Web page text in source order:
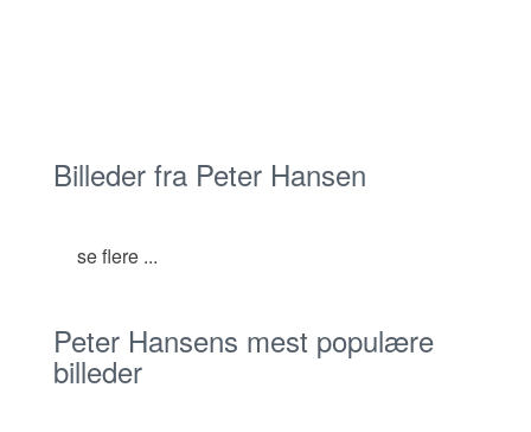
Billeder fra Peter Hansen
se flere ...
Peter Hansens mest populære
billeder